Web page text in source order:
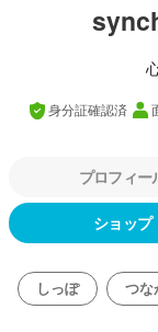
身分証確認済
プロフィー
ショップ
しっぽ つな